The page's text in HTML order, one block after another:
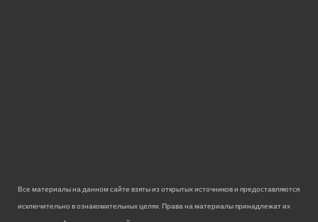
Все материалы на данном сайте взяты из открытых источников и предоставляются
исключительно в ознакомительных целях. Права на материалы принадлежат их